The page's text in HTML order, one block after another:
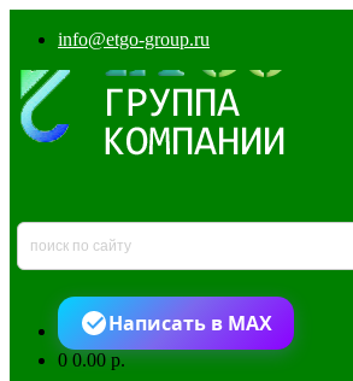
info@etgo-group.ru
Написать в MAX
00.00 р.